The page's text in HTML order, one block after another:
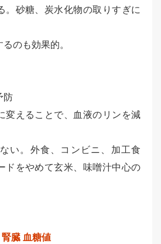
。砂糖、炭水化物の取りすぎに
のも効果的。
防
変えることで、血液のリンを減
い。外食、コンビニ、加工食
ドをやめて玄米、味噌汁中心の
腎臓 血糖値